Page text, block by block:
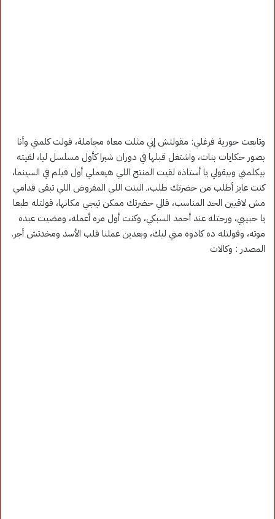
وتابعت حورية فرغلي: مقولتش إني مثلت معاه مجاملة، قولت كلمني وأنا
بصور حكايات بنات، واشتغل قبلها في دوران شبرا كأول مسلسل ليا، لقيته
بيكلمني وبيقولي يا أستاذة لقيت المنتج اللي هيعملي أول فيلم في السينما،
كنت عايز أطلب من حضرتك طلب،ـ البنت اللي المفروض اللي تبقى قدامي
مش لاقيين الحد المناسب، قالي حضرتك ممكن تيجي مكانها، قولتله طبعا
يا حبيبي، ورحتله عند أحمد السبكي، وكنت أول مره أعمله، ومضيت عبده
موته، وقولتله ده كادوه مني ليك، وبعدين عملنا قلب الأسد ومخدتش أجر.
المصدر : وكالات